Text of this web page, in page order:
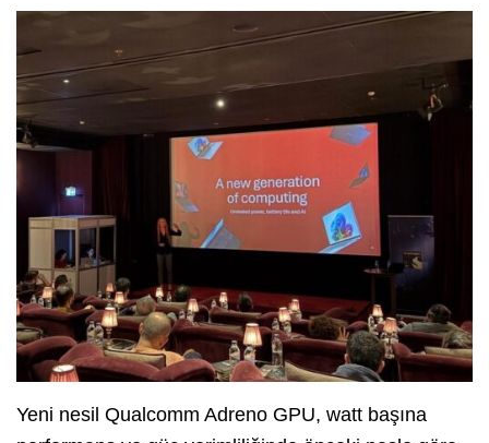
Yeni nesil Qualcomm Adreno GPU, watt başına